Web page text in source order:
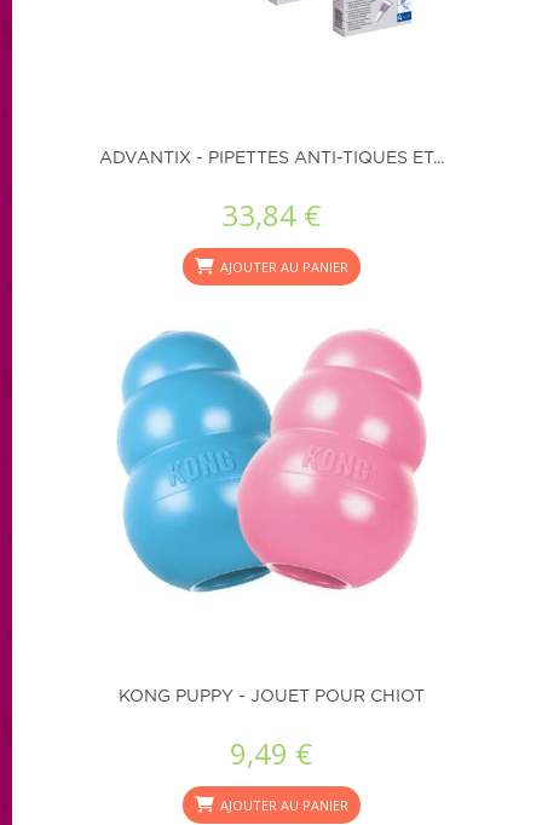
ADVANTIX - PIPETTES ANTI-TIQUES ET...
33,84 €
AJOUTER AU PANIER
KONG PUPPY - JOUET POUR CHIOT
9,49 €
AJOUTER AU PANIER